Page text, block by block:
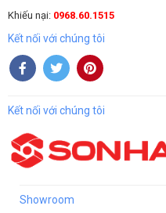
Khiếu nại: 0968.60.1515
Kết nối với chúng tôi
Kết nối với chúng tôi
Showroom